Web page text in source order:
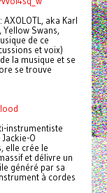
aka Karl
Swans,
de ce
et voix)
la musique et se
se trouve
instrumentiste
O
elle crée le
et délivre un
généré par sa
à cordes